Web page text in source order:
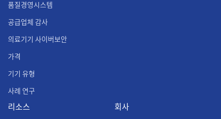
품질경영시스템
공급업체 감사
의료기기 사이버보안
가격
기기 유형
사례 연구
리소스 회사